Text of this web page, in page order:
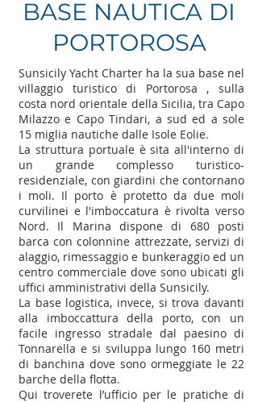
BASE NAUTICA DI
PORTOROSA
Sunsicily Yacht Charter ha la sua base nel
villaggio turistico di Portorosa , sulla
costa nord orientale della Sicilia, tra Capo
Milazzo e Capo Tindari, a sud ed a sole
15 miglia nautiche dalle Isole Eolie.
La struttura portuale è sita all'interno di
un grande complesso turistico-
residenziale, con giardini che contornano
i moli. Il porto è protetto da due moli
curvilinei e l'imboccatura è rivolta verso
Nord. Il Marina dispone di 680 posti
barca con colonnine attrezzate, servizi di
alaggio, rimessaggio e bunkeraggio ed un
centro commerciale dove sono ubicati gli
uffici amministrativi della Sunsicily.
La base logistica, invece, si trova davanti
alla imboccattura della porto, con un
facile ingresso stradale dal paesino di
Tonnarella e si sviluppa lungo 160 metri
di banchina dove sono ormeggiate le 22
barche della flotta.
Qui troverete l’ufficio per le pratiche di